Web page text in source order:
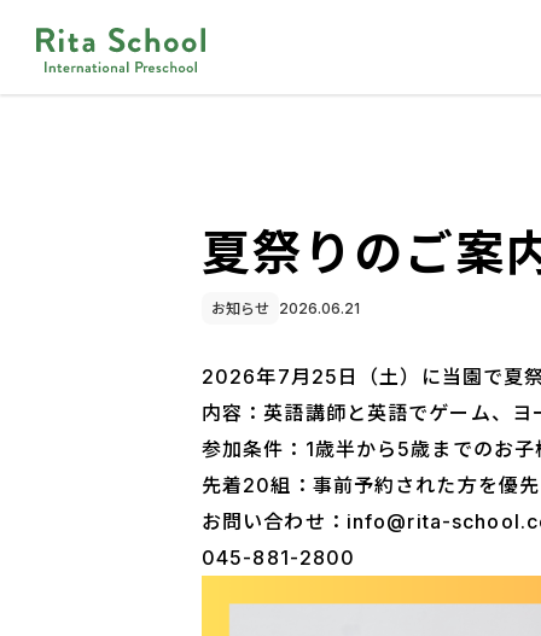
夏祭りのご案
お知らせ 2026.06.21
2026年7月25日（土）に当園で夏
内容：英語講師と英語でゲーム、
参加条件：1歳半から5歳までのお
先着20組：事前予約された方を優先
お問い合わせ：info@rita-
045-881-2800